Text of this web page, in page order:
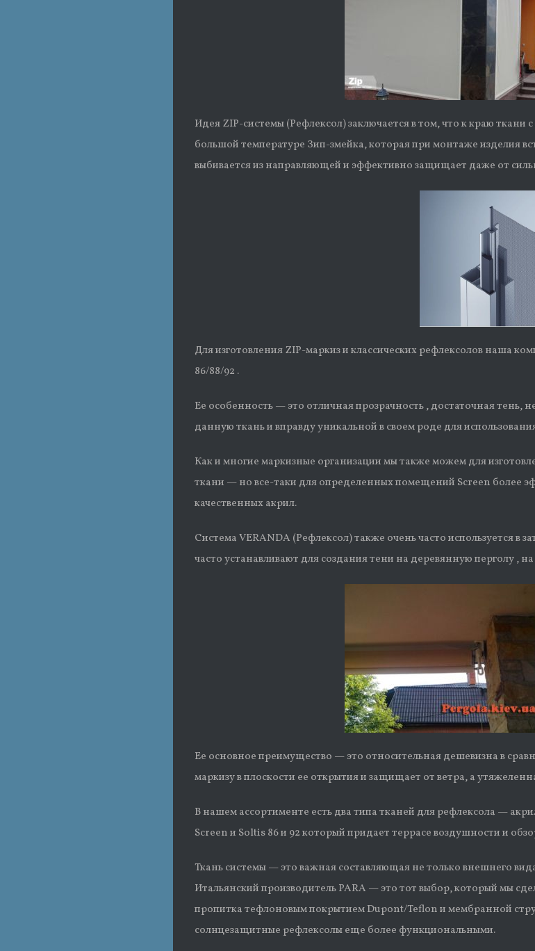
Идея ZIP-системы (Рефлексол) заключается в том, что к краю
большой температуре Зип-змейка, которая при монтаже изделия
выбивается из направляющей и эффективно защищает даже от
Для изготовления ZIP-маркиз и классических рефлексолов наша
86/88/92 .
Ее особенность — это отличная прозрачность , достаточная тень,
данную ткань и вправду уникальной в своем роде для
Как и многие маркизные организации мы также можем для
ткани — но все-таки для определенных помещений Screen более
качественных акрил.
Система VERANDA (Рефлексол) также очень часто используется в
часто устанавливают для создания тени на деревянную перголу ,
Ее основное преимущество — это относительная дешевизна в
маркизу в плоскости ее открытия и защищает от ветра, а
В нашем ассортименте есть два типа тканей для рефлексола —
Screen и Soltis 86 и 92 который придает террасе воздушности и
Ткань системы — это важная составляющая не только внешнего
Итальянский производитель PARA — это тот выбор, который мы
пропитка тефлоновым покрытием Dupont/Teflon и мембранной
солнцезащитные рефлексолы еще более функциональными.